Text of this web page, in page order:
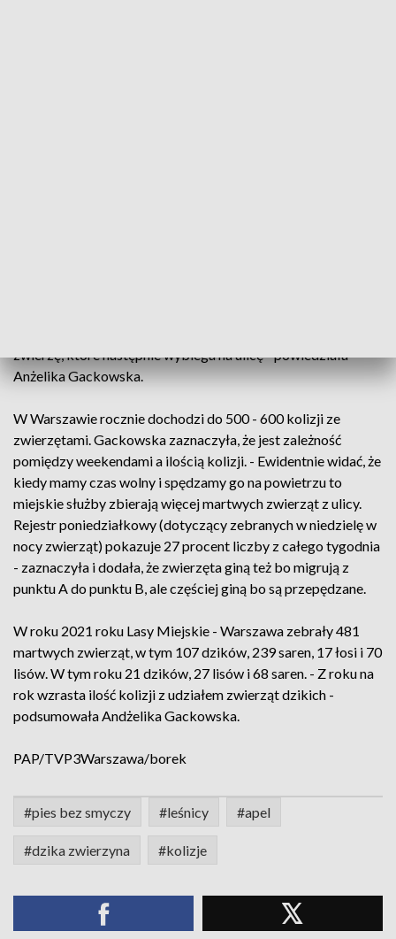
zwierzę, które następnie wybiega na ulicę - powiedziała
Anżelika Gackowska.
W Warszawie rocznie dochodzi do 500 - 600 kolizji ze
zwierzętami. Gackowska zaznaczyła, że jest zależność
pomiędzy weekendami a ilością kolizji. - Ewidentnie widać, że
kiedy mamy czas wolny i spędzamy go na powietrzu to
miejskie służby zbierają więcej martwych zwierząt z ulicy.
Rejestr poniedziałkowy (dotyczący zebranych w niedzielę w
nocy zwierząt) pokazuje 27 procent liczby z całego tygodnia
- zaznaczyła i dodała, że zwierzęta giną też bo migrują z
punktu A do punktu B, ale częściej giną bo są przepędzane.
W roku 2021 roku Lasy Miejskie - Warszawa zebrały 481
martwych zwierząt, w tym 107 dzików, 239 saren, 17 łosi i 70
lisów. W tym roku 21 dzików, 27 lisów i 68 saren. - Z roku na
rok wzrasta ilość kolizji z udziałem zwierząt dzikich -
podsumowała Andżelika Gackowska.
PAP/TVP3Warszawa/borek
#pies bez smyczy #leśnicy #apel
#dzika zwierzyna #kolizje